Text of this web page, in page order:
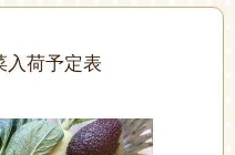
入荷予定表